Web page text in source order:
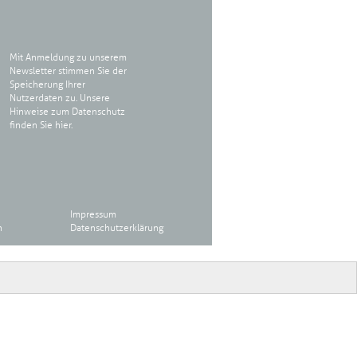
Mit Anmeldung zu unserem
Newsletter stimmen Sie der
Speicherung Ihrer
Nutzerdaten zu. Unsere
Hinweise zum Datenschutz
finden Sie hier.
Impressum
Datenschutzerklärung